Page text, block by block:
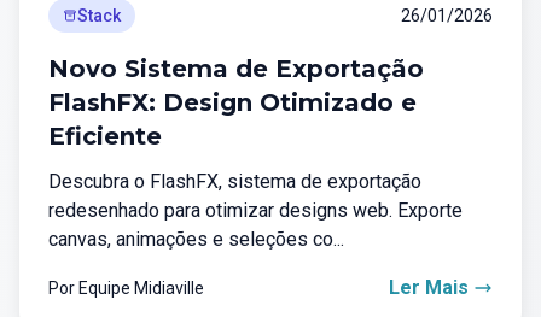
Stack 26/01/2026
Novo Sistema de Exportação
FlashFX: Design Otimizado e
Eficiente
Descubra o FlashFX, sistema de exportação
redesenhado para otimizar designs web. Exporte
canvas, animações e seleções co...
Por Equipe Midiaville Ler Mais